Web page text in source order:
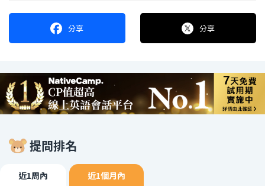
分享 分享
提問排名
近1周內 近1個月內